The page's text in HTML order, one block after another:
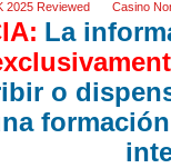
2025 Reviewed Casino
La
o